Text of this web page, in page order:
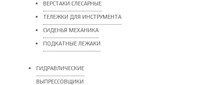
ВЕРСТАКИ СЛЕСАРНЫЕ
ТЕЛЕЖКИ ДЛЯ ИНСТРУМЕНТА
СИДЕНЬЯ МЕХАНИКА
ПОДКАТНЫЕ ЛЕЖАКИ
ГИДРАВЛИЧЕСКИЕ
ВЫПРЕССОВЩИКИ